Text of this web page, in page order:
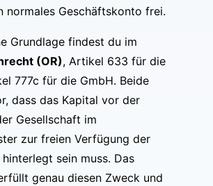
normales Geschäftskonto frei.
Grundlage findest du im
(OR), Artikel 633 für die
777c für die GmbH. Beide
dass das Kapital vor der
Gesellschaft im
zur freien Verfügung der
sein muss. Das
genau diesen Zweck und